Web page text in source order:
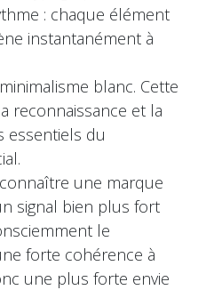
: chaque élément
instantanément à
blanc. Cette
reconnaissance et la
essentiels du
une marque
signal bien plus fort
le
forte cohérence à
une plus forte envie